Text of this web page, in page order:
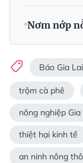
Nơm nớp
Báo Gia Lai
trộm cà phê
nông nghiệp Gia
thiệt hại kinh tế
an ninh nông